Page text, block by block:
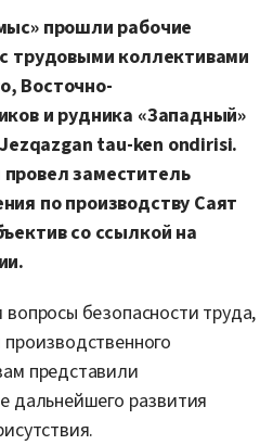
прошли рабочие
трудовыми коллективами
Восточно-
и рудника «Западный»
tau-ken ondirisi.
заместитель
по производству Саят
со ссылкой на
безопасности труда,
представили
дальнейшего развития